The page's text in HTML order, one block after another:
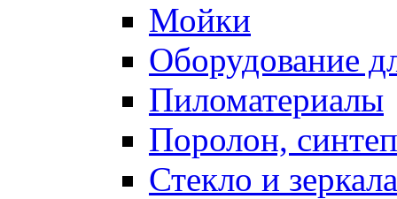
Мойки
Оборудование
Пиломатериалы
Поролон,
Стекло и зеркала